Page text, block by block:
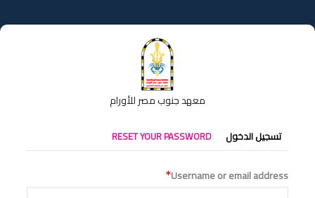
إلى
المحتوى
معهد جنوب مصر للأورام
التبويبات
الأساسية
تسجيل الدخول RESET YOUR PASSWORD
Username or email address